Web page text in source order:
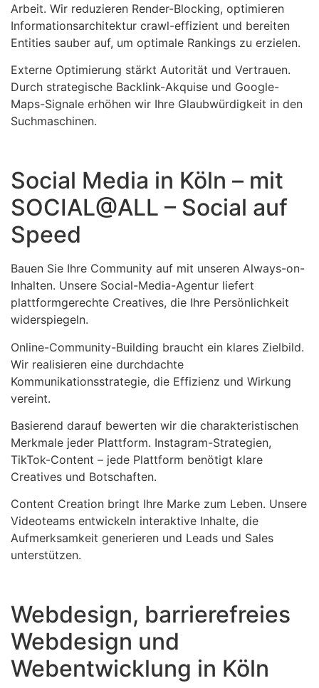
Arbeit. Wir reduzieren Render-Blocking, optimieren
Informationsarchitektur crawl-effizient und bereiten
Entities sauber auf, um optimale Rankings zu erzielen.
Externe Optimierung stärkt Autorität und Vertrauen.
Durch strategische Backlink-Akquise und Google-
Maps-Signale erhöhen wir Ihre Glaubwürdigkeit in den
Suchmaschinen.
Social Media in Köln – mit
SOCIAL@ALL – Social auf
Speed
Bauen Sie Ihre Community auf mit unseren Always-on-
Inhalten. Unsere Social-Media-Agentur liefert
plattformgerechte Creatives, die Ihre Persönlichkeit
widerspiegeln.
Online-Community-Building braucht ein klares Zielbild.
Wir realisieren eine durchdachte
Kommunikationsstrategie, die Effizienz und Wirkung
vereint.
Basierend darauf bewerten wir die charakteristischen
Merkmale jeder Plattform. Instagram-Strategien,
TikTok-Content – jede Plattform benötigt klare
Creatives und Botschaften.
Content Creation bringt Ihre Marke zum Leben. Unsere
Videoteams entwickeln interaktive Inhalte, die
Aufmerksamkeit generieren und Leads und Sales
unterstützen.
Webdesign, barrierefreies
Webdesign und
Webentwicklung in Köln